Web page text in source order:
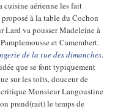
cuisine aérienne les fait
à la table du Cochon
Lard va pousser Madeleine à
et Camembert.
de la rue des dimanches.
que se font typiquement
sur les toits, douceur de
Monsieur Langoustine
prend(rait) le temps de